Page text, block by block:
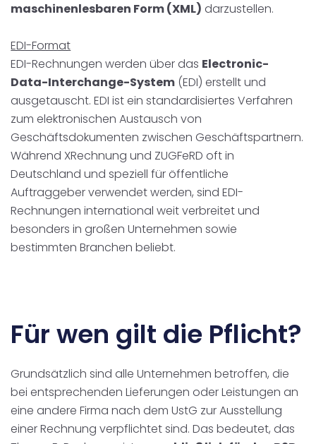
maschinenlesbaren Form (XML) darzustellen.
EDI-Format
EDI-Rechnungen werden über das Electronic-
Data-Interchange-System (EDI) erstellt und
ausgetauscht. EDI ist ein standardisiertes Verfahren
zum elektronischen Austausch von
Geschäftsdokumenten zwischen Geschäftspartnern.
Während XRechnung und ZUGFeRD oft in
Deutschland und speziell für öffentliche
Auftraggeber verwendet werden, sind EDI-
Rechnungen international weit verbreitet und
besonders in großen Unternehmen sowie
bestimmten Branchen beliebt.
Für wen gilt die Pflicht?
Grundsätzlich sind alle Unternehmen betroffen, die
bei entsprechenden Lieferungen oder Leistungen an
eine andere Firma nach dem UstG zur Ausstellung
einer Rechnung verpflichtet sind. Das bedeutet, das